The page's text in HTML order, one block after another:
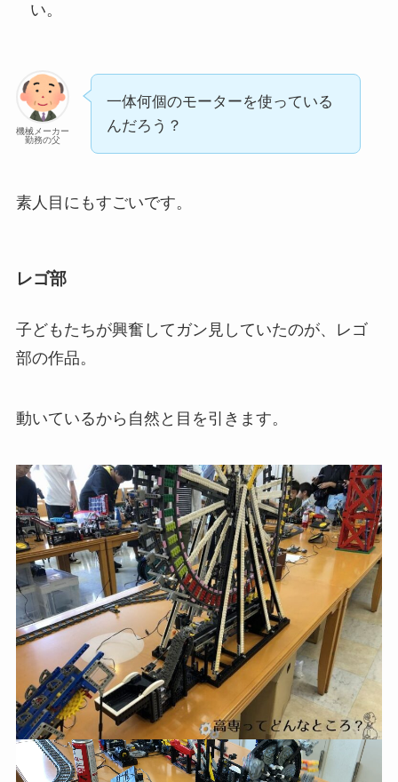
い。
機械メーカー
勤務の父
一体何個のモーターを使っている
んだろう？
素人目にもすごいです。
レゴ部
子どもたちが興奮してガン見していたのが、レゴ
部の作品。
動いているから自然と目を引きます。